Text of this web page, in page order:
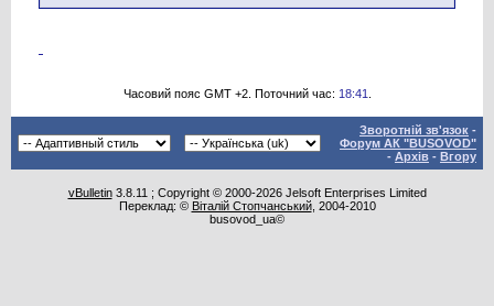
Часовий пояс GMT +2. Поточний час: 18:41
Зворотній зв'язок -
Форум АК "BUSOVOD"
- Архів - Вгору
vBulletin3.8.11 ; Copyright © 2000-2026 Jelsoft Enterprises Limited
Переклад: © Віталій Стопчанський, 2004-2010
busovod_ua©